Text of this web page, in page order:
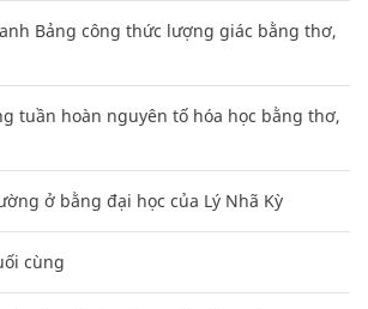
Bảng công thức lượng giác bằng thơ,
tuần hoàn nguyên tố hóa học bằng thơ,
ở bằng đại học của Lý Nhã Kỳ
cùng